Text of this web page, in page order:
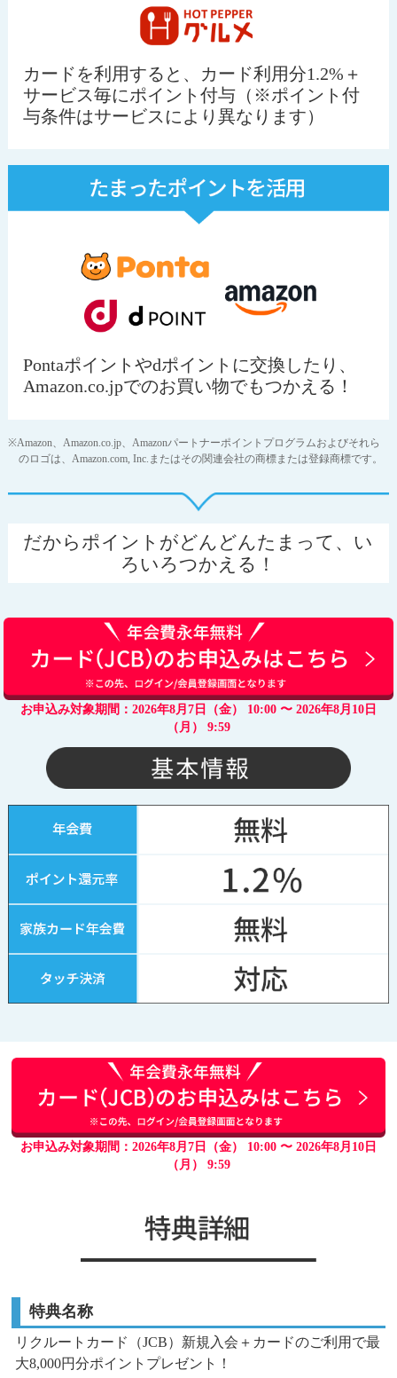
カードを利用すると、カード利用分1.2%＋
サービス毎にポイント付与（※ポイント付
与条件はサービスにより異なります）
Pontaポイントやdポイントに交換したり、
Amazon.co.jpでのお買い物でもつかえる！
※Amazon、Amazon.co.jp、Amazonパートナーポイントプログラムおよびそれら
のロゴは、Amazon.com, Inc.またはその関連会社の商標または登録商標です。
だからポイントがどんどんたまって、い
ろいろつかえる！
お申込み対象期間：2026年8月7日（金） 10:00 〜 2026年8月10日
（月） 9:59
お申込み対象期間：2026年8月7日（金） 10:00 〜 2026年8月10日
（月） 9:59
特典名称
リクルートカード（JCB）新規入会＋カードのご利用で最
大8,000円分ポイントプレゼント！